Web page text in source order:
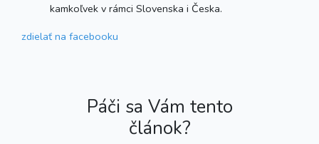
kamkoľvek v rámci Slovenska i Česka.
zdielať na facebooku
Páči sa Vám tento
článok?